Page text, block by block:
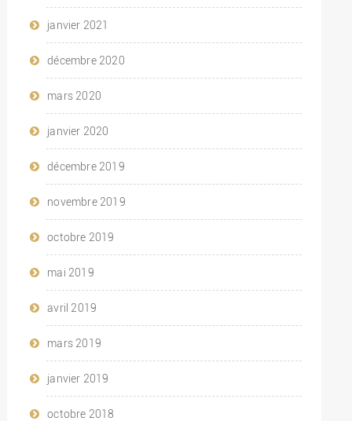
janvier 2021
décembre 2020
mars 2020
janvier 2020
décembre 2019
novembre 2019
octobre 2019
mai 2019
avril 2019
mars 2019
janvier 2019
octobre 2018